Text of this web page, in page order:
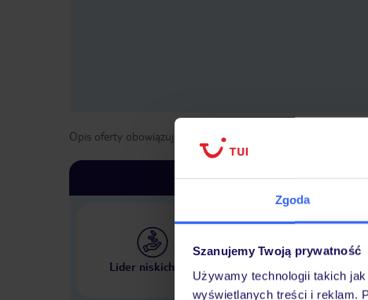
Zgoda
Szanujemy Twoją prywatność
Używamy technologii takich
wyświetlanych treści i reklam.
Opis oferty obowiązuje dla wyjazdów w terminie
Lider niskich cen
Największe biuro podróży
w Polsce